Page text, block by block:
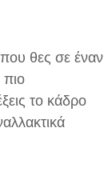
θες σε έναν
πιο
το κάδρο